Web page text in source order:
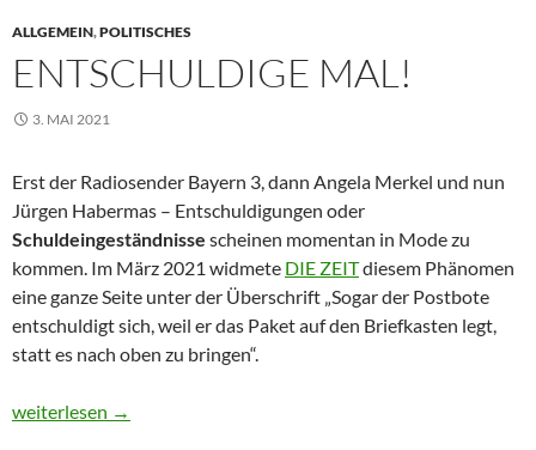
ALLGEMEIN,POLITISCHES
ENTSCHULDIGE MAL!
3. MAI 2021
Erst der Radiosender Bayern 3, dann Angela Merkel und nun
Jürgen Habermas – Entschuldigungen oder
Schuldeingeständnisse scheinen momentan in Mode zu
kommen. Im März 2021 widmete DIE ZEITdiesem Phänomen
eine ganze Seite unter der Überschrift „Sogar der Postbote
entschuldigt sich, weil er das Paket auf den Briefkasten legt,
statt es nach oben zu bringen“.
Entschuldige mal!
weiterlesen →